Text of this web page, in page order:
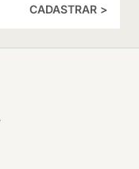
CADASTRAR >